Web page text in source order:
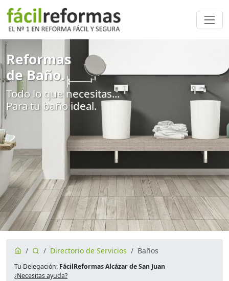
Reformas
de Baño.
Todo lo que necesitas...
Para tu baño ideal.
Directorio de Servicios Baños
Tu Delegación: FácilReformas Alcázar de San Juan
¿Necesitas ayuda?